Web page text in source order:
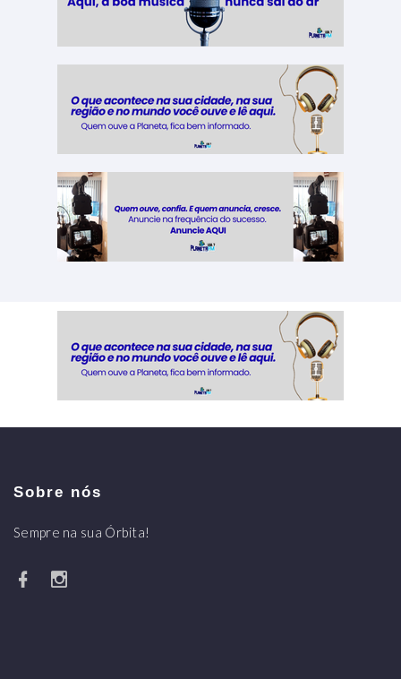
Sobre nós
Sempre na sua Órbita!